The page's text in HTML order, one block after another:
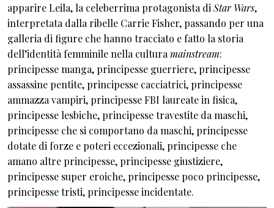
apparire Leila, la celeberrima protagonista di Star Wars,
interpretata dalla ribelle Carrie Fisher, passando per una
galleria di figure che hanno tracciato e fatto la storia
dell’identità femminile nella cultura mainstream:
principesse manga, principesse guerriere, principesse
assassine pentite, principesse cacciatrici, principesse
ammazza vampiri, principesse FBI laureate in fisica,
principesse lesbiche, principesse travestite da maschi,
principesse che si comportano da maschi, principesse
dotate di forze e poteri eccezionali, principesse che
amano altre principesse, principesse giustiziere,
principesse super eroiche, principesse poco principesse,
principesse tristi, principesse incidentate.